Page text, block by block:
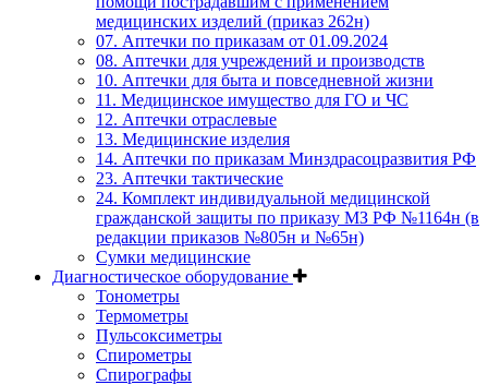
медицинских изделий (приказ 262н)
07. Аптечки по приказам от 01.09.2024
08. Аптечки для учреждений и производств
10. Аптечки для быта и повседневной жизни
11. Медицинское имущество для ГО и ЧС
12. Аптечки отраслевые
13. Медицинские изделия
14. Аптечки по приказам Минздрасоцразвития РФ
23. Аптечки тактические
24. Комплект индивидуальной медицинской
гражданской защиты по приказу МЗ РФ №1164н (в
редакции приказов №805н и №65н)
Сумки медицинские
Диагностическое оборудование
Тонометры
Термометры
Пульсоксиметры
Спирометры
Спирографы